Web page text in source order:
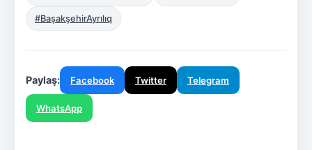
#BaşakşehirAyrılıq
Paylaş: Facebook Twitter Telegram
WhatsApp